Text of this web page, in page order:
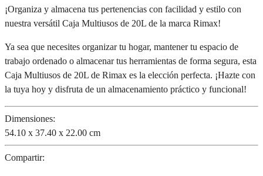
¡Organiza y almacena tus pertenencias con facilidad y estilo con
nuestra versátil Caja Multiusos de 20L de la marca Rimax!
Ya sea que necesites organizar tu hogar, mantener tu espacio de
trabajo ordenado o almacenar tus herramientas de forma segura, esta
Caja Multiusos de 20L de Rimax es la elección perfecta. ¡Hazte con
la tuya hoy y disfruta de un almacenamiento práctico y funcional!
Dimensiones:
54.10 x 37.40 x 22.00 cm
Compartir: